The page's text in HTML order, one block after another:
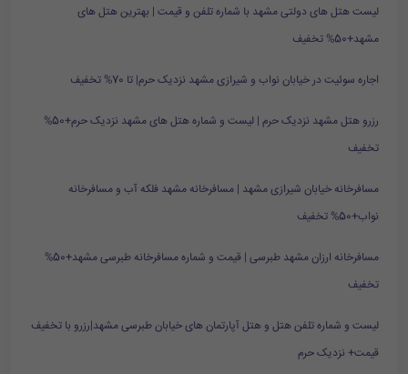
لیست هتل های دولتی مشهد با شماره تلفن و قیمت | بهترین هتل های
مشهد+50% تخفیف
اجاره سوئیت در خیابان نواب و شیرازی مشهد نزدیک حرم| تا 70% تخفیف
رزرو هتل مشهد نزدیک حرم | لیست و شماره هتل های مشهد نزدیک حرم+50%
تخفیف
مسافرخانه خیابان شیرازی مشهد | مسافرخانه مشهد فلکه آب و مسافرخانه
نواب+50% تخفیف
مسافرخانه ارزان مشهد طبرسی | قیمت و شماره مسافرخانه طبرسی مشهد+50%
تخفیف
لیست و شماره تلفن هتل و هتل آپارتمان های خیابان طبرسی مشهد|رزرو با تخفیف
قیمت+ نزدیک حرم